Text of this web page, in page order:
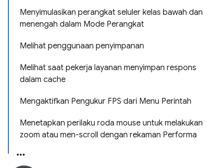
Menyimulasikan perangkat seluler kelas bawah dan
menengah dalam Mode Perangkat
Melihat penggunaan penyimpanan
Melihat saat pekerja layanan menyimpan respons
dalam cache
Mengaktifkan Pengukur FPS dari Menu Perintah
Menetapkan perilaku roda mouse untuk melakukan
zoom atau men-scroll dengan rekaman Performa